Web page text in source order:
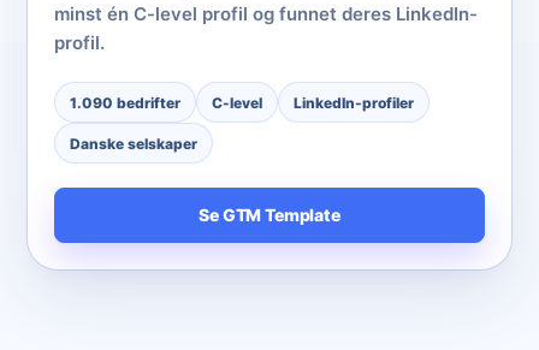
minst én C-level profil og funnet deres LinkedIn-
profil.
1.090 bedrifter C-level LinkedIn-profiler
Danske selskaper
Se GTM Template